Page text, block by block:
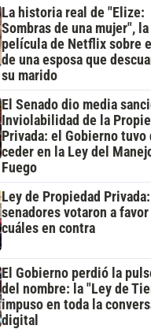
La historia real de "Elize:
Sombras de una mujer",
película de Netflix sobre
de una esposa que
su marido
El Senado dio media
Inviolabilidad de la
Privada: el Gobierno tuvo
ceder en la Ley del
Fuego
Ley de Propiedad
senadores votaron a favor
cuáles en contra
El Gobierno perdió la
del nombre: la "Ley de
impuso en toda la
digital